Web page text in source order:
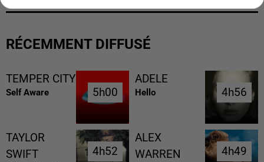
RÉCEMMENT DIFFUSÉ
TEMPER CITY
Self Aware 5h00
5h00
ADELE
Hello 4h56
4h56
TAYLOR
SWIFT
4h52
4h52
ALEX
WARREN
4h49
4h49